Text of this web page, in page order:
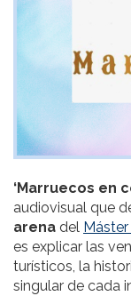
‘Marruecos en
audiovisual que
arena del
es explicar las
turísticos, la
singular de cada